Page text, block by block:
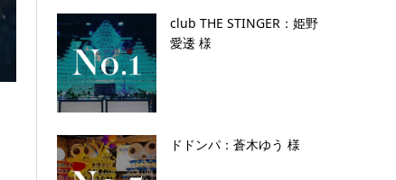
club THE STINGER：姫野
愛逶 様
ドドンパ：蒼木ゆう 様